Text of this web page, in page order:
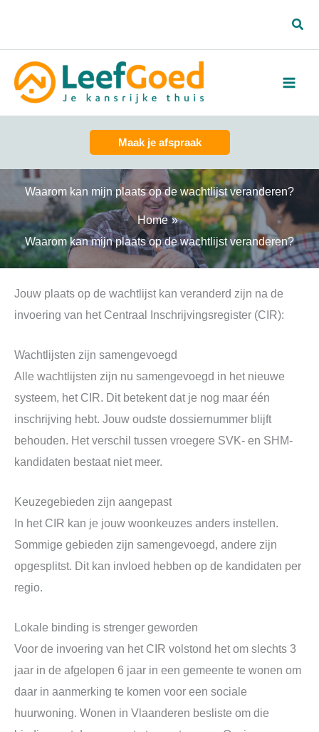
de
inhoud
Maak je afspraak
Waarom kan mijn plaats op de wachtlijst veranderen?
Home
Waarom kan mijn plaats op de wachtlijst veranderen?
Jouw plaats op de wachtlijst kan veranderd zijn na de
invoering van het Centraal Inschrijvingsregister (CIR):
Wachtlijsten zijn samengevoegd
Alle wachtlijsten zijn nu samengevoegd in het nieuwe
systeem, het CIR. Dit betekent dat je nog maar één
inschrijving hebt. Jouw oudste dossiernummer blijft
behouden. Het verschil tussen vroegere SVK- en SHM-
kandidaten bestaat niet meer.
Keuzegebieden zijn aangepast
In het CIR kan je jouw woonkeuzes anders instellen.
Sommige gebieden zijn samengevoegd, andere zijn
opgesplitst. Dit kan invloed hebben op de kandidaten per
regio.
Lokale binding is strenger geworden
Voor de invoering van het CIR volstond het om slechts 3
jaar in de afgelopen 6 jaar in een gemeente te wonen om
daar in aanmerking te komen voor een sociale
huurwoning. Wonen in Vlaanderen besliste om die